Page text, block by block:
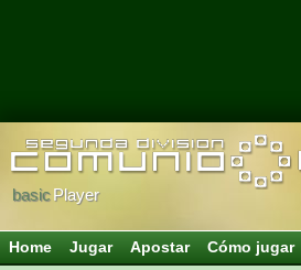
basicPlayer
Home Jugar Apostar Cómo jugar